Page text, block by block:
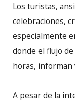
Los turistas,
celebraciones,
especialmente
donde el flujo
horas, informan
A pesar de la